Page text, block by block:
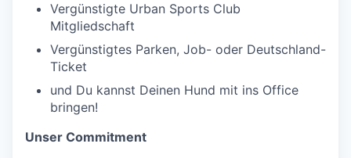
Vergünstigte Urban Sports Club
Mitgliedschaft
Vergünstigtes Parken, Job- oder Deutschland-
Ticket
und Du kannst Deinen Hund mit ins Office
bringen!
Unser Commitment